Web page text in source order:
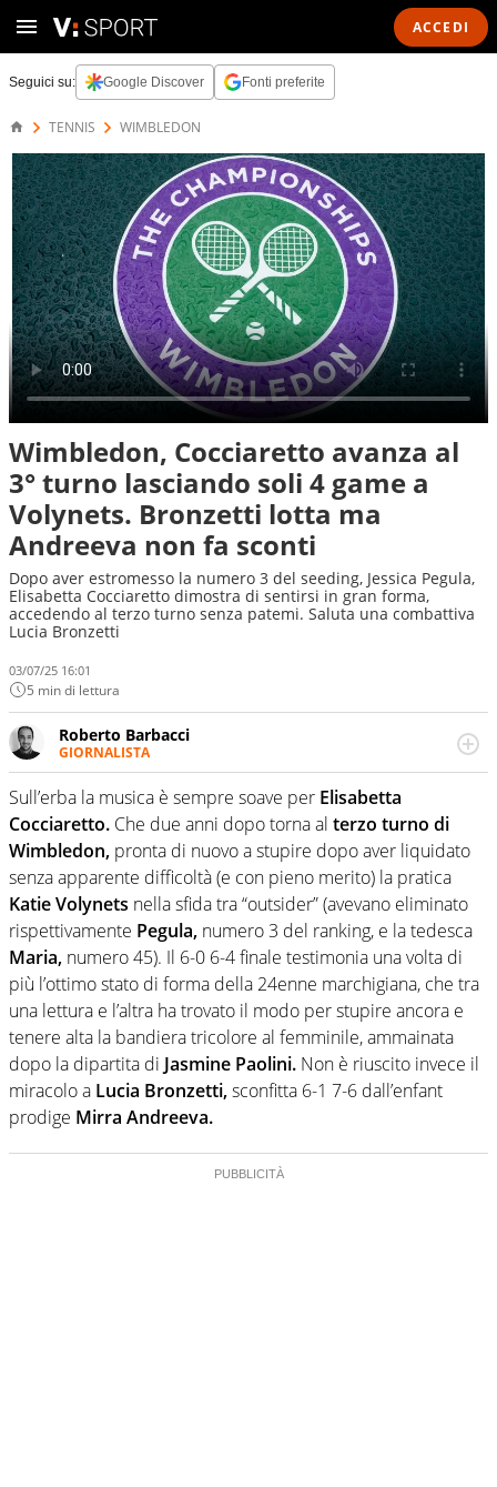
ACCEDI
Seguici su: Google Discover Fonti preferite
TENNIS WIMBLEDON
Wimbledon, Cocciaretto avanza al
3° turno lasciando soli 4 game a
Volynets. Bronzetti lotta ma
Andreeva non fa sconti
Dopo aver estromesso la numero 3 del seeding, Jessica Pegula,
Elisabetta Cocciaretto dimostra di sentirsi in gran forma,
accedendo al terzo turno senza patemi. Saluta una combattiva
Lucia Bronzetti
03/07/25 16:01
5 min di lettura
Roberto Barbacci
GIORNALISTA
Giornalista (pubblicista) sportivo a tutto campo, è il
tuttologo di Virgilio Sport. Provate a chiedergli di boxe, di
scherma, di volley o di curling: ve ne farà innamorare
Sull’erba la musica è sempre soave per Elisabetta
Cocciaretto. Che due anni dopo torna al terzo turno di
Wimbledon, pronta di nuovo a stupire dopo aver liquidato
senza apparente difficoltà (e con pieno merito) la pratica
Katie Volynets nella sfida tra “outsider” (avevano eliminato
rispettivamente Pegula, numero 3 del ranking, e la tedesca
Maria, numero 45). Il 6-0 6-4 finale testimonia una volta di
più l’ottimo stato di forma della 24enne marchigiana, che tra
una lettura e l’altra ha trovato il modo per stupire ancora e
tenere alta la bandiera tricolore al femminile, ammainata
dopo la dipartita di Jasmine Paolini. Non è riuscito invece il
miracolo a Lucia Bronzetti,sconfitta 6-1 7-6 dall’enfant
prodige Mirra Andreeva.